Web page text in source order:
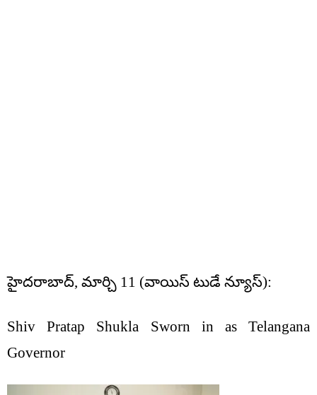
హైదరాబాద్, మార్చి 11 (వాయిస్ టుడే న్యూస్):
Shiv Pratap Shukla Sworn in as Telangana
Governor